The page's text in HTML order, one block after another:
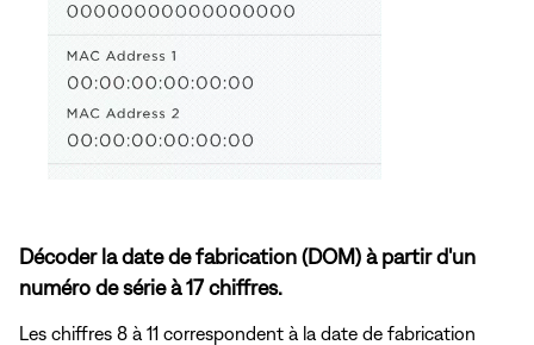
Décoder la date de fabrication (DOM) à partir d'un
numéro de série à 17 chiffres.
Les chiffres 8 à 11 correspondent à la date de fabrication